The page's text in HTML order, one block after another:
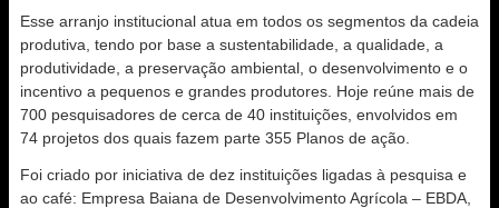
Esse arranjo institucional atua em todos os segmentos da cadeia
produtiva, tendo por base a sustentabilidade, a qualidade, a
produtividade, a preservação ambiental, o desenvolvimento e o
incentivo a pequenos e grandes produtores. Hoje reúne mais de
700 pesquisadores de cerca de 40 instituições, envolvidos em
74 projetos dos quais fazem parte 355 Planos de ação.
Foi criado por iniciativa de dez instituições ligadas à pesquisa e
ao café: Empresa Baiana de Desenvolvimento Agrícola – EBDA,